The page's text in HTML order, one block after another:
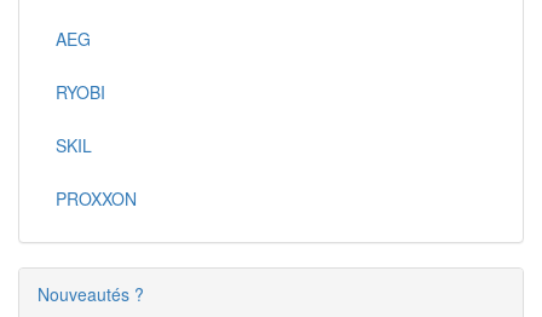
AEG
RYOBI
SKIL
PROXXON
Nouveautés ?